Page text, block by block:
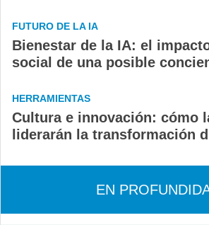
FUTURO DE LA IA
Bienestar de la IA: el
social de una posible
HERRAMIENTAS
Cultura e innovación: cómo
liderarán la transformación
EN